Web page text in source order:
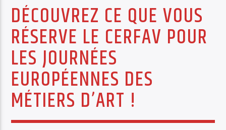
PISTE ACTUELLE
IMPRESSIONS JAZZ
TOUTE L'ACTUALITÉ DES JAZZ
DÉCOUVREZ CE QUE VOUS
RÉSERVE LE CERFAV POUR
LES JOURNÉES
EUROPÉENNES DES
MÉTIERS D’ART !